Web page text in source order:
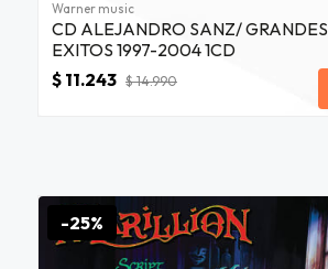
Warner music
CD ALEJANDRO SANZ/ GRANDES
EXITOS 1997-2004 1CD
$ 11.243 $ 14.990
-25%